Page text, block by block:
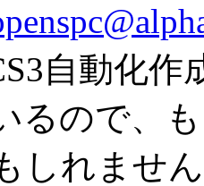
自動化
るので、
しれませ